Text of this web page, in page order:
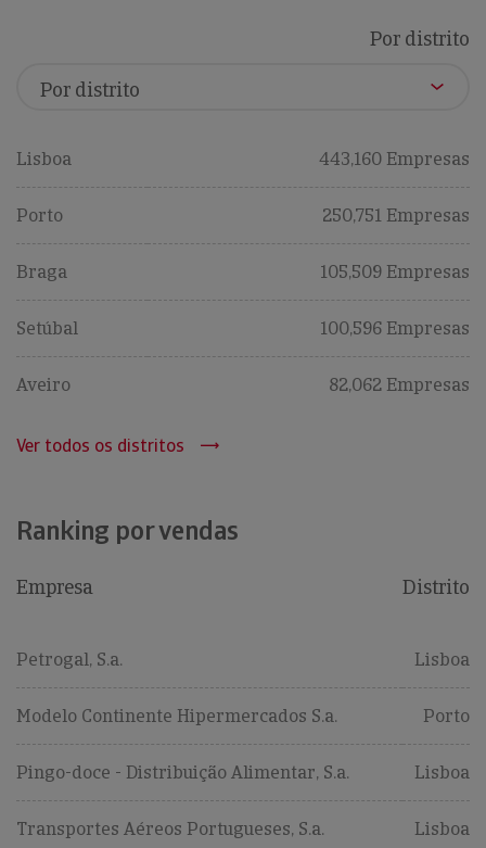
Por distrito
Lisboa 443,160 Empresas
Porto 250,751 Empresas
Braga 105,509 Empresas
Setúbal 100,596 Empresas
Aveiro 82,062 Empresas
Ver todos os distritos
Ranking por vendas
Empresa Distrito
Petrogal, S.a. Lisboa
Modelo Continente Hipermercados S.a. Porto
Pingo-doce - Distribuição Alimentar, S.a. Lisboa
Transportes Aéreos Portugueses, S.a. Lisboa